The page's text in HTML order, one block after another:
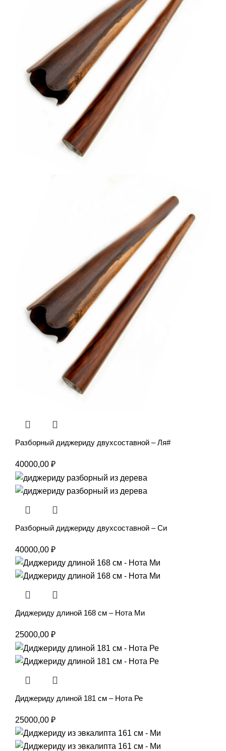
Разборный диджериду двухсоставной – Ля#
40000,00 ₽
Разборный диджериду двухсоставной – Си
40000,00 ₽
Диджериду длиной 168 см – Нота Ми
25000,00 ₽
Диджериду длиной 181 см – Нота Ре
25000,00 ₽